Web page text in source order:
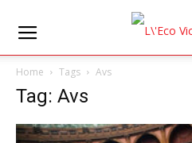
Home Tags Avs
Tag: Avs